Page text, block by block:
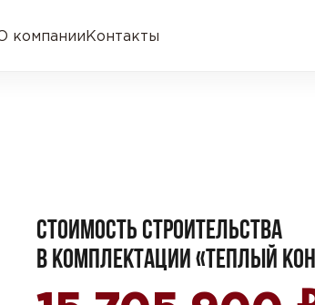
компанииКонтакты
СТОИМОСТЬ СТРОИТЕЛЬСТВА
В КОМПЛЕКТАЦИИ «ТЕПЛЫЙ